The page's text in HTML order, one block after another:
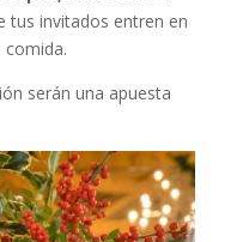
tus invitados entren en
comida.
serán una apuesta